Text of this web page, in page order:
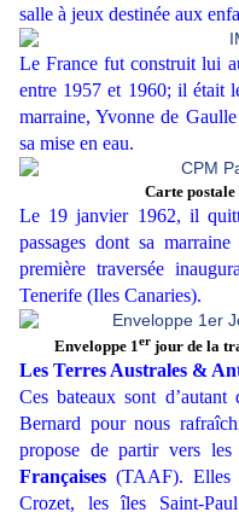
salle à jeux destinée aux
Le France fut construit lui
entre 1957 et 1960; il était
marraine, Yvonne de
sa mise en eau.
Carte
Le 19 janvier 1962, il
passages dont sa
première traversée
Tenerife (Iles Canaries).
Enveloppe 1er jour de la
Les Terres Australes &
Ces bateaux sont
Bernard pour nous
propose de partir vers
Françaises (TAAF). Elles
Crozet, les îles Saint-